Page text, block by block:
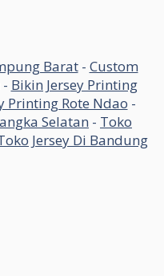
Barat- Custom
- Bikin Jersey Printing
Printing Rote Ndao -
Selatan - Toko
Jersey Di Bandung